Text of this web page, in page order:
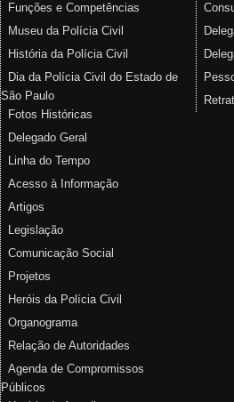
Funções e Competências
Museu da Polícia Civil
História da Polícia Civil
Dia da Polícia Civil do Estado de
São Paulo
Fotos Históricas
Delegado Geral
Linha do Tempo
Acesso à Informação
Artigos
Legislação
Comunicação Social
Projetos
Heróis da Polícia Civil
Organograma
Relação de Autoridades
Agenda de Compromissos
Públicos